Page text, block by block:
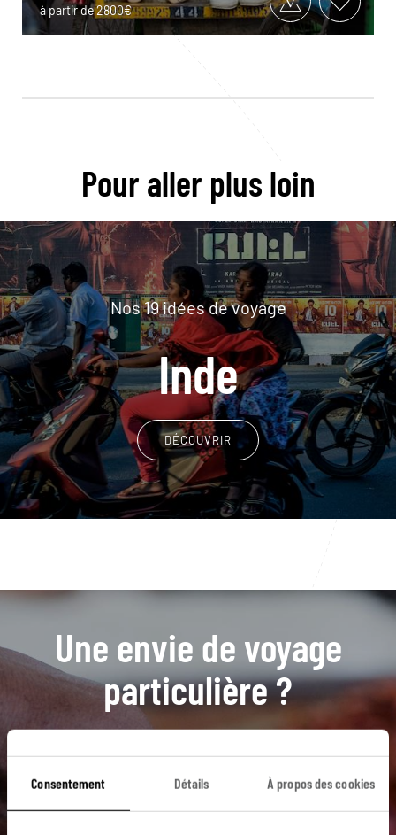
Consentement Détails À propos des cookies
à partir de 2800€
Pour aller plus loin
Nos 19 idées de voyage
Inde
DÉCOUVRIR
Une envie de voyage
particulière ?
Agra Bishnoïs Deogarh Fatehpur Sikri
Fort Mehrangarh Barli Hindouisme